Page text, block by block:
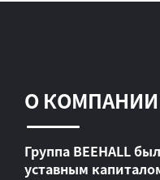
О КОМПАНИИ
Группа BEEHALL
уставным